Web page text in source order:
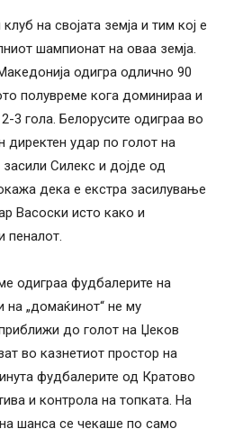
на својата земја и тим кој е
шампионат на оваа земја.
одигра одлично 90
полувреме кога доминираа и
3 гола. Белорусите одиграа во
директен удар по голот на
Силекс и дојде од
дека е екстра засилување
Васоски исто како и
пеналот.
одиграа фудбалерите на
„домаќинот“ не му
до голот на Џеков
во казнетиот простор на
фудбалерите од Кратово
и контрола на топката. На
шанса се чекаше по само